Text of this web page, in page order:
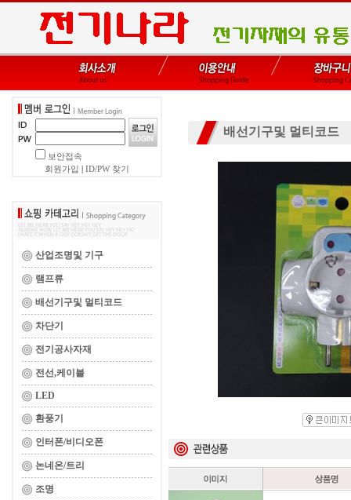
보안접속
회원가입
ID/PW 찾기
산업조명및 기구
램프류
배선기구및 멀티코드
차단기
전기공사자재
전선,케이블
LED
환풍기
인터폰/비디오폰
논네온/트리
조명
배선기구및 멀티코드